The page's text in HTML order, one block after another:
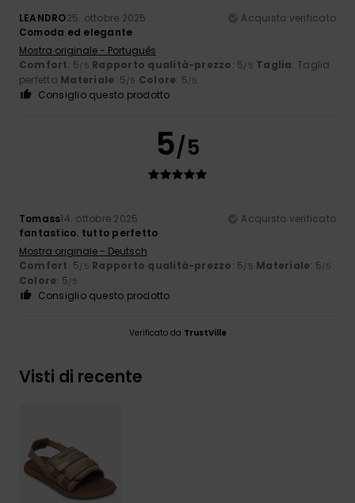
LEANDRO25. ottobre 2025
Acquisto verificato
Comoda ed elegante
Mostra originale - Português
Comfort: 5/5 Rapporto qualità-prezzo: 5/5 Taglia: Taglia
perfetta Materiale: 5/5 Colore: 5/5
Consiglio questo prodotto
5/5
Tomass14. ottobre 2025
Acquisto verificato
fantastico. tutto perfetto
Mostra originale - Deutsch
Comfort: 5/5 Rapporto qualità-prezzo: 5/5 Materiale: 5/5
Colore: 5/5
Consiglio questo prodotto
Verificato da TrustVille
Visti di recente